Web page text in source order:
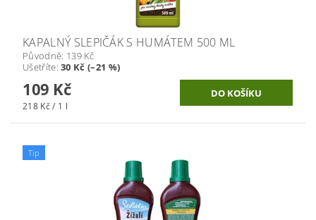
KAPALNÝ SLEPIČÁK S HUMÁTEM 500 ML
Původně: 139 Kč
Ušetříte:30 Kč (–21 %)
109 Kč
218 Kč / 1 l
Tip